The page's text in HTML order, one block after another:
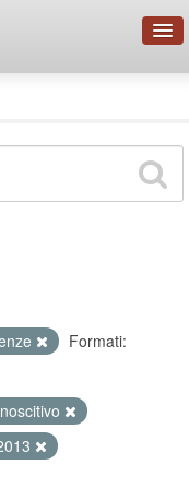
Organizzazioni
Formati: